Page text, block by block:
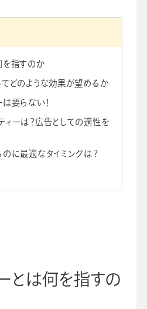
個人情報保護法
を指すのか
どのような効果が望めるか
要らない！
ーは？広告としての適性を
に最適なタイミングは？
とは何を指すの